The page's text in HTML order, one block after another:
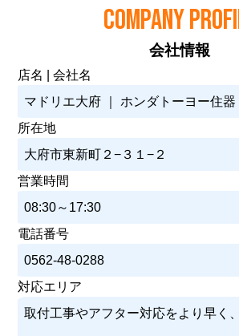
COMPANY
会社情報
店名 | 会社名
マドリエ大府 ｜ ホンダトーヨー住器
所在地
大府市東新町２−３１−２
営業時間
08:30～17:30
電話番号
0562-48-0288
対応エリア
取付工事やアフター対応をより早く